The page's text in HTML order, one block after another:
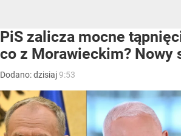
PiS zalicza mocne
co z Morawieckim? Nowy
Dodano:dzisiaj9:53